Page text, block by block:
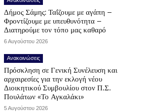
Δήμος Σάμης: Ταΐζουμε με αγάπη –
Φροντίζουμε με υπευθυνότητα –
Διατηρούμε τον τόπο μας καθαρό
6 Αυγούστου 2026
Ανακοινώσεις
Πρόσκληση σε Γενική Συνέλευση και
αρχαιρεσίες για την εκλογή νέου
Διοικητικού Συμβουλίου στον Π.Σ.
Πουλάτων «Το Αγκαλάκι»
5 Αυγούστου 2026